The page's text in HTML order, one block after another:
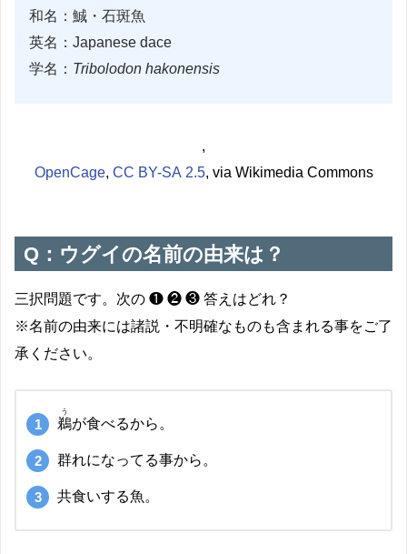
和名：鯎・石斑魚
英名：Japanese dace
学名： Tribolodon hakonensis
,
OpenCage, CC BY-SA 2.5, via Wikimedia Commons
Q： ウグイの名前の由来は？
三択問題です。次の ❶ ❷ ❸ 答えはどれ？
※名前の由来には諸説・不明確なものも含まれる事をご了
承ください。
鵜
う
が食べるから。
群れになってる事から。
共食いする魚。